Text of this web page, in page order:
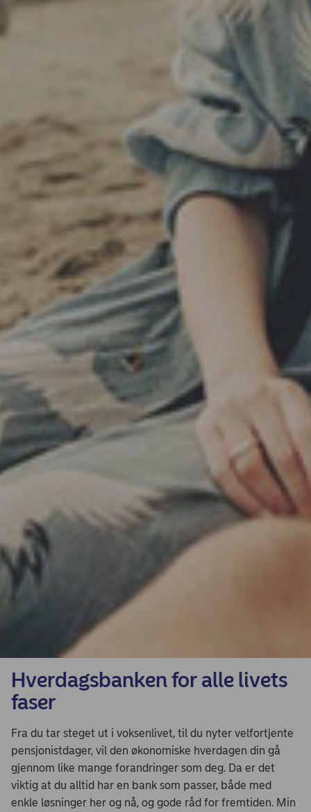
Hverdagsbanken for alle livets
faser
Fra du tar steget ut i voksenlivet, til du nyter velfortjente
pensjonistdager, vil den økonomiske hverdagen din gå
gjennom like mange forandringer som deg. Da er det
viktig at du alltid har en bank som passer, både med
enkle løsninger her og nå, og gode råd for fremtiden. Min